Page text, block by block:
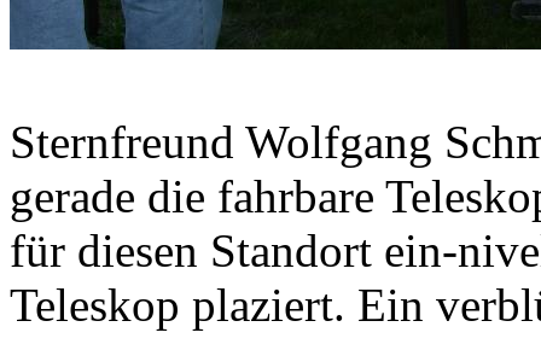
Sternfreund Wolfgang
gerade die fahrbare
für diesen Standort ein-
Teleskop plaziert. Ein